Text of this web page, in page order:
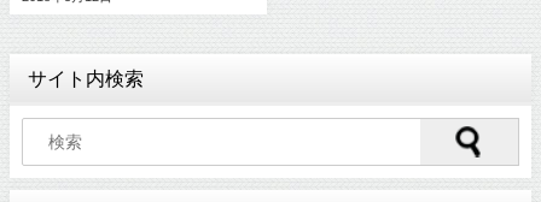
サイト内検索